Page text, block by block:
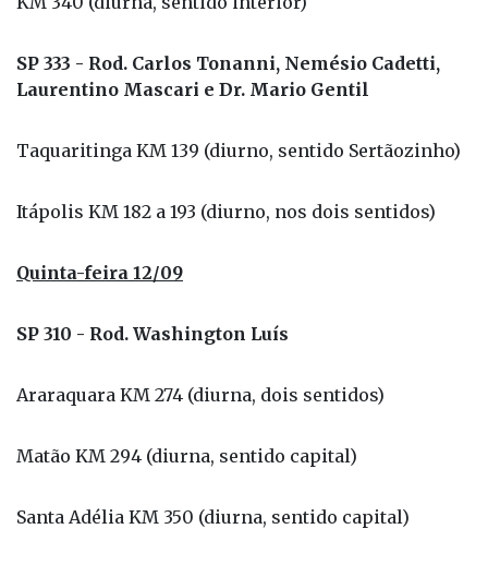
SP 333 - Rod. Carlos Tonanni, Nemésio Cadetti,
Laurentino Mascari e Dr. Mario Gentil
Taquaritinga KM 139 (diurno, sentido Sertãozinho)
Itápolis KM 182 a 193 (diurno, nos dois sentidos)
Quinta-feira 12/09
SP 310 - Rod. Washington Luís
Araraquara KM 274 (diurna, dois sentidos)
Matão KM 294 (diurna, sentido capital)
Santa Adélia KM 350 (diurna, sentido capital)